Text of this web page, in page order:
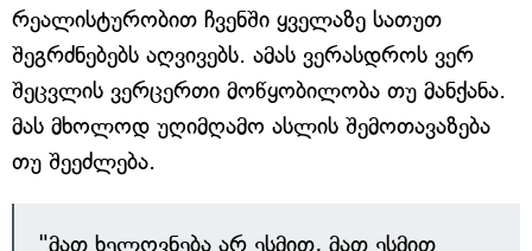
რეალისტურობით ჩვენში ყველაზე სათუთ
შეგრძნებებს აღვივებს. ამას ვერასდროს ვერ
შეცვლის ვერცერთი მოწყობილობა თუ მანქანა.
მას მხოლოდ უღიმღამო ასლის შემოთავაზება
თუ შეეძლება.
"მათ ხელოვნება არ ესმით, მათ ესმით